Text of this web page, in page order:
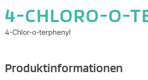
4-CHLORO-O-
4-Chlor-o-terphenyl
Produktinformationen